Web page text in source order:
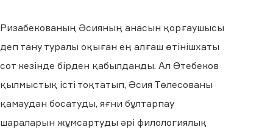
Ризабекованың Әсияның анасын қорғаушысы
деп тану туралы оқыған ең алғаш өтінішхаты
сот кезінде бірден қабылданды. Ал Өтебеков
қылмыстық істі тоқтатып, Әсия Төлесованы
қамаудан босатуды, яғни бұлтарпау
шараларын жұмсартуды әрі филологиялық